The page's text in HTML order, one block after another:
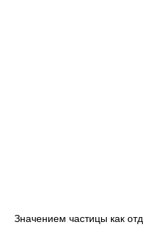
Значением частицы как